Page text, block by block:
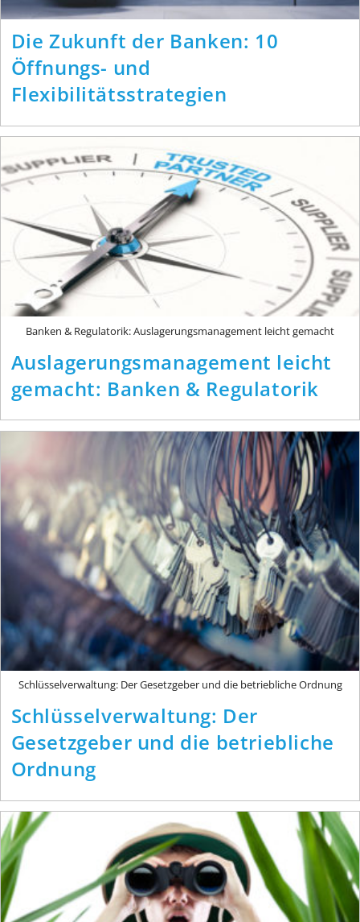
Die Zukunft der Banken: 10
Öffnungs- und
Flexibilitätsstrategien
Banken & Regulatorik: Auslagerungsmanagement leicht gemacht
Auslagerungsmanagement leicht
gemacht: Banken & Regulatorik
Schlüsselverwaltung: Der Gesetzgeber und die betriebliche Ordnung
Schlüsselverwaltung: Der
Gesetzgeber und die betriebliche
Ordnung